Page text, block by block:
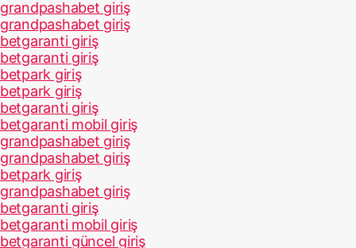
grandpashabet giriş
grandpashabet giriş
betgaranti giriş
betgaranti giriş
betpark giriş
betpark giriş
betgaranti giriş
betgaranti mobil giriş
grandpashabet giriş
grandpashabet giriş
betpark giriş
grandpashabet giriş
betgaranti giriş
betgaranti mobil giriş
betgaranti güncel giriş